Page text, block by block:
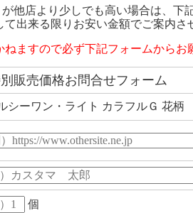
他店より少しでも高い場合は、下
出来る限りお安い金額でご案内さ
ますので必ず下記フォームからお
販売価格お問合せフォーム
シーワン・ライト カラフルＧ 花柄
個